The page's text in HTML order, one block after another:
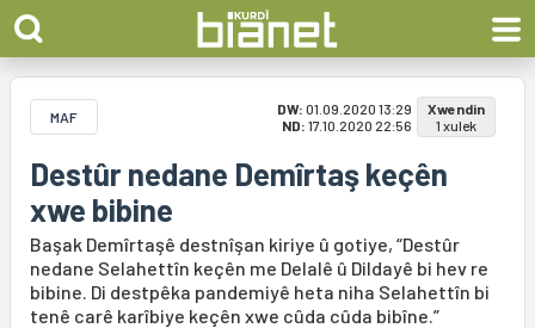
MAF DW: 01.09.2020 13:29
ND: 17.10.2020 22:56
Xwendin
1 xulek
Destûr nedane Demîrtaş keçên
xwe bibine
Başak Demîrtaşê destnîşan kiriye û gotiye, “Destûr
nedane Selahettîn keçên me Delalê û Dildayê bi hev re
bibine. Di destpêka pandemiyê heta niha Selahettîn bi
tenê carê karîbiye keçên xwe cûda cûda bibîne.”